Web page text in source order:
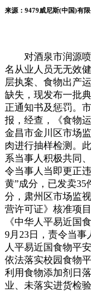
来源：9479威尼斯(中国)有限
对酒泉市润源喷
名从业人员无无效
层执案、食物出产
缺失，现发布一批
正通知书及惩罚。
报，经查，《食物
金昌市金川区市场
肉进行抽样检测。
系当事人积极共同
令当事人当即更正
黄”成分，已发卖35
分，肃州区市场监
营许可证》核准项
《中华人平易近国
9月23日，责令当
人平易近国食物平
依法落实校园食物
利用食物添加剂日
业、未落实进货检